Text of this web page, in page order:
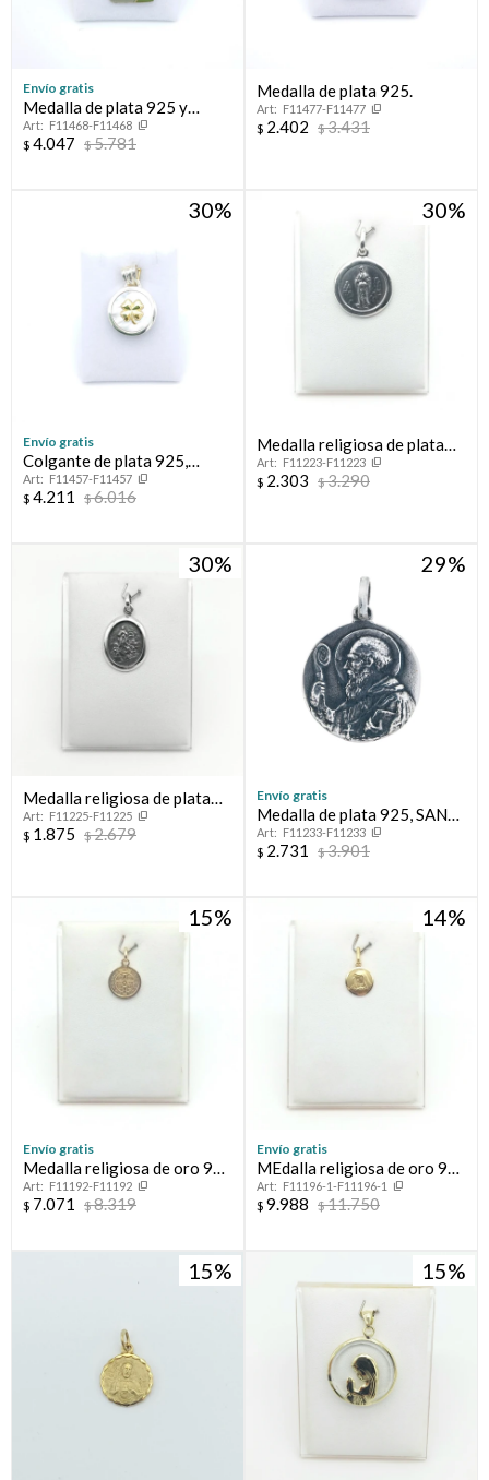
Envío gratis
Medalla de plata 925 y
double en oro 18 ktes.
F11468-F11468
$ 4.047 $5.781
Medalla de plata 925.
F11477-F11477
$ 2.402 $3.431
30
Envío gratis
Colgante de plata 925,
double en oro 18 ktes y
nácar, TREBOL.
F11457-F11457
$ 4.211 $6.016
30
Medalla religiosa de plata
925, VIRGEN DE LA DULCE
ESPERA
F11223-F11223
$ 2.303 $3.290
30
Medalla religiosa de plata
925, VIRGEN DEL VERDUN.
F11225-F11225
$ 1.875 $2.679
29
Envío gratis
Medalla de plata 925, SAN
BENITO.
F11233-F11233
$ 2.731 $3.901
15
Envío gratis
Medalla religiosa de oro 9
ktes, SAN BENITO.
F11192-F11192
$ 7.071 $8.319
14
Envío gratis
MEdalla religiosa de oro 9
ktes, VIRGEN MARIA.
F11196-1-F11196-1
$ 9.988 $11.750
15 15